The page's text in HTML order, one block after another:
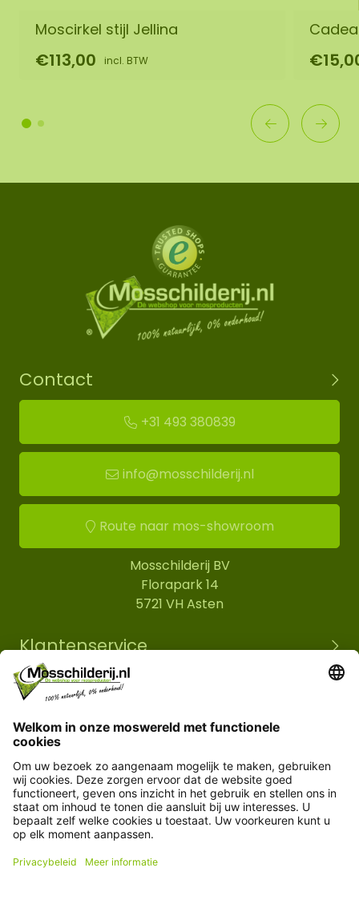
Moscirkel stijl Jellina
€113,00 incl. BTW
Contact
+31 493 380839
info@mosschilderij.nl
Route naar mos-showroom
Mosschilderij BV
Florapark 14
5721 VH Asten
Klantenservice
Informatie
© Copyright 2026 Mosschilderij.nl